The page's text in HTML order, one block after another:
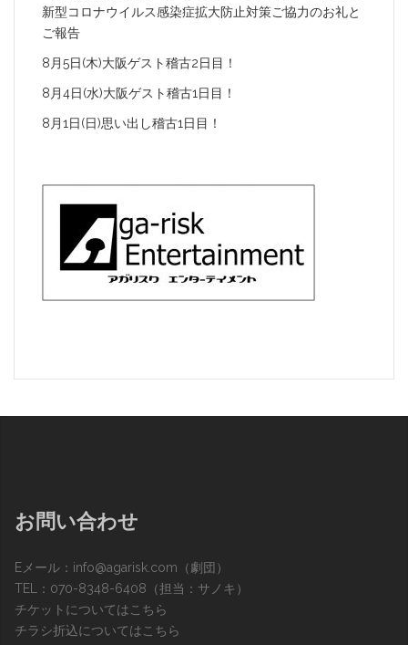
新型コロナウイルス感染症拡大防止対策ご協力のお礼と
ご報告
8月5日(木)大阪ゲスト稽古2日目！
8月4日(水)大阪ゲスト稽古1日目！
8月1日(日)思い出し稽古1日目！
お問い合わせ
Eメール： info@agarisk.com （劇団）
TEL：070-8348-6408（担当：サノキ）
チケットについてはこちら
チラシ折込についてはこちら